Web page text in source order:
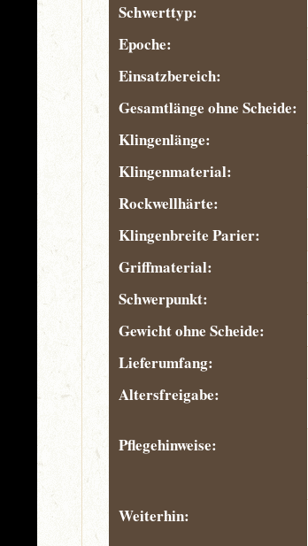
Schwerttyp:
Epoche:
Einsatzbereich:
Gesamtlänge ohne Scheide:
Klingenlänge:
Klingenmaterial:
Rockwellhärte:
Klingenbreite Parier:
Griffmaterial:
Schwerpunkt:
Gewicht ohne Scheide:
Lieferumfang:
Altersfreigabe:
Pflegehinweise:
Weiterhin: